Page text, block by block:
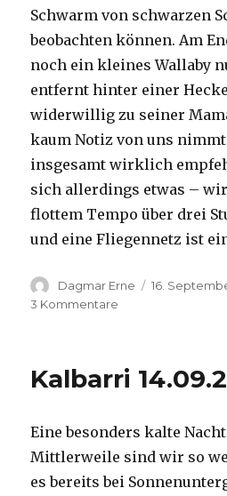
Schwarm von schwarzen
beobachten können. Am
noch ein kleines Wallaby
entfernt hinter einer
widerwillig zu seiner
kaum Notiz von uns
insgesamt wirklich
sich allerdings etwas –
flottem Tempo über drei
und eine Fliegennetz ist
Autor
Dagmar Erne 16.
3 Kommentare
Kalbarri
Eine besonders kalte
Mittlerweile sind wir so
es bereits bei